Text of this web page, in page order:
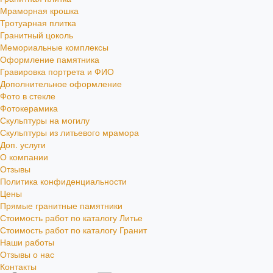
Мраморная крошка
Тротуарная плитка
Гранитный цоколь
Мемориальные комплексы
Оформление памятника
Гравировка портрета и ФИО
Дополнительное оформление
Фото в стекле
Фотокерамика
Скульптуры на могилу
Скульптуры из литьевого мрамора
Доп. услуги
О компании
Отзывы
Политика конфиденциальности
Цены
Прямые гранитные памятники
Стоимость работ по каталогу Литье
Стоимость работ по каталогу Гранит
Наши работы
Отзывы о нас
Контакты